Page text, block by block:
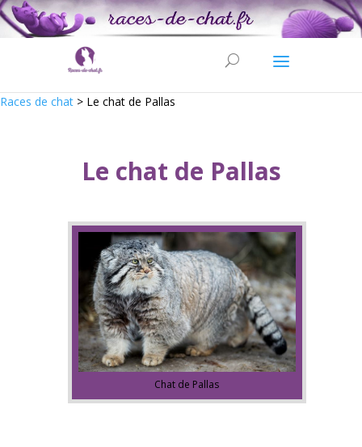
Races de chat > Le chat de Pallas
Le chat de Pallas
Chat de Pallas